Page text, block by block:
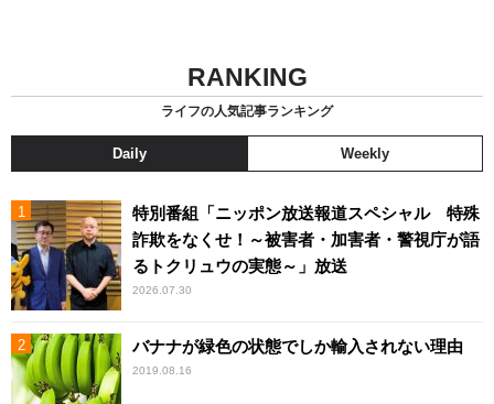
RANKING
ライフの人気記事ランキング
Daily Weekly
特別番組「ニッポン放送報道スペシャル 特殊
詐欺をなくせ！～被害者・加害者・警視庁が語
るトクリュウの実態～」放送
2026.07.30
バナナが緑色の状態でしか輸入されない理由
2019.08.16